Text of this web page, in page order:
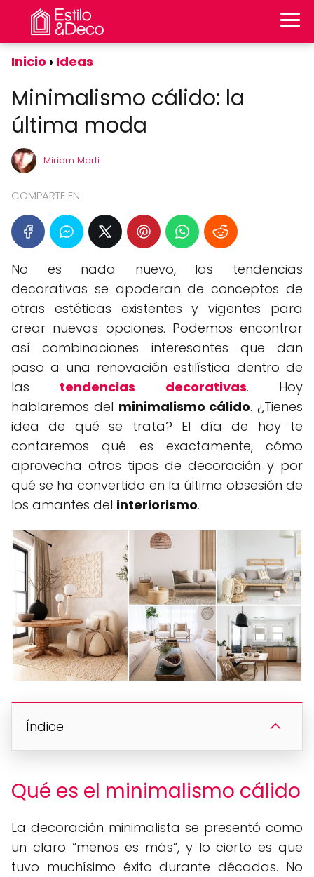
Inicio Ideas
Minimalismo cálido: la
última moda
Miriam Marti
COMPARTE EN:
No es nada nuevo, las tendencias
decorativas se apoderan de conceptos de
otras estéticas existentes y vigentes para
crear nuevas opciones. Podemos encontrar
así combinaciones interesantes que dan
paso a una renovación estilística dentro de
las tendencias decorativas. Hoy
hablaremos del minimalismo cálido. ¿Tienes
idea de qué se trata? El día de hoy te
contaremos qué es exactamente, cómo
aprovecha otros tipos de decoración y por
qué se ha convertido en la última obsesión de
los amantes del interiorismo.
Índice
Qué es el minimalismo cálido
La decoración minimalista se presentó como
un claro “menos es más”, y lo cierto es que
tuvo muchísimo éxito durante décadas. No